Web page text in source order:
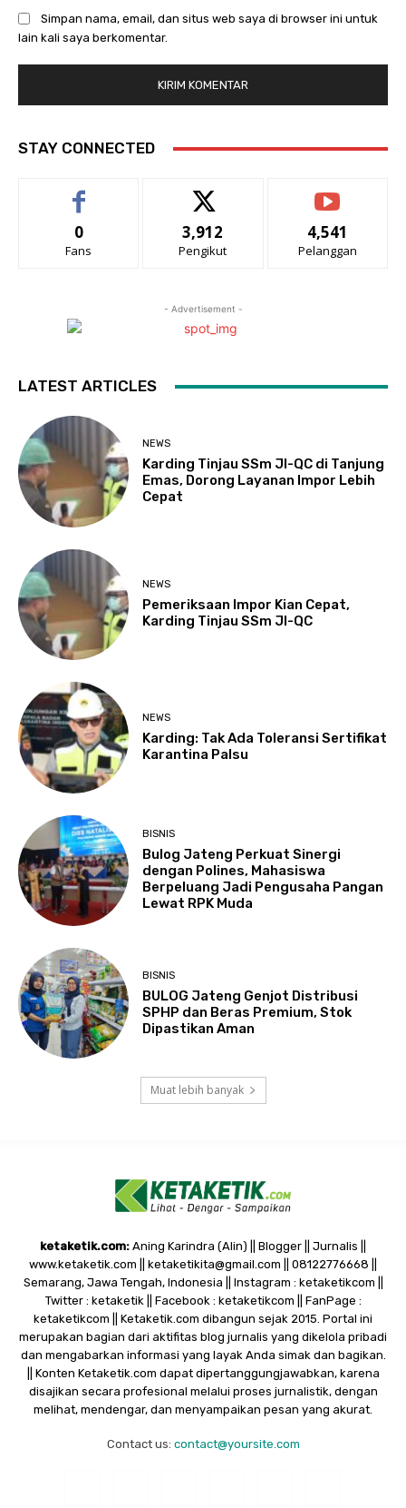
Simpan nama, email, dan situs web saya di browser ini untuk
lain kali saya berkomentar.
STAY CONNECTED
0
Fans
3,912
Pengikut
4,541
Pelanggan
- Advertisement -
LATEST ARTICLES
NEWS
Karding Tinjau SSm JI-QC di Tanjung
Emas, Dorong Layanan Impor Lebih
Cepat
NEWS
Pemeriksaan Impor Kian Cepat,
Karding Tinjau SSm JI-QC
NEWS
Karding: Tak Ada Toleransi Sertifikat
Karantina Palsu
BISNIS
Bulog Jateng Perkuat Sinergi
dengan Polines, Mahasiswa
Berpeluang Jadi Pengusaha Pangan
Lewat RPK Muda
BISNIS
BULOG Jateng Genjot Distribusi
SPHP dan Beras Premium, Stok
Dipastikan Aman
Muat lebih banyak
ketaketik.com: Aning Karindra (Alin) || Blogger || Jurnalis ||
www.ketaketik.com || ketaketikita@gmail.com || 08122776668 ||
Semarang, Jawa Tengah, Indonesia || Instagram : ketaketikcom ||
Twitter : ketaketik || Facebook : ketaketikcom || FanPage :
ketaketikcom || Ketaketik.com dibangun sejak 2015. Portal ini
merupakan bagian dari aktifitas blog jurnalis yang dikelola pribadi
dan mengabarkan informasi yang layak Anda simak dan bagikan.
|| Konten Ketaketik.com dapat dipertanggungjawabkan, karena
disajikan secara profesional melalui proses jurnalistik, dengan
melihat, mendengar, dan menyampaikan pesan yang akurat.
Contact us: contact@yoursite.com